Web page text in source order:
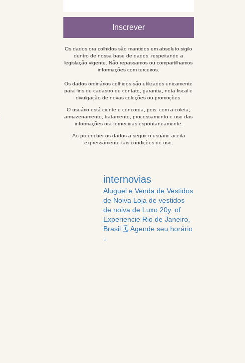
Os dados ora colhidos são mantidos em absoluto sigilo
dentro de nossa base de dados, respeitando a
legislação vigente. Não repassamos ou compartilhamos
informações com terceiros.
Os dados ordinários colhidos são utilizados unicamente
para fins de cadastro de contato, garantia, nota fiscal e
divulgação de novas coleções ou promoções.
O usuário está ciente e concorda, pois, com a coleta,
armazenamento, tratamento, processamento e uso das
informações ora fornecidas espontaneamente.
Ao preencher os dados a seguir o usuário aceita
expressamente tais condições de uso.
internovias
Aluguel e Venda de Vestidos
de NoivaLoja de vestidos
de noiva de Luxo20y. of
ExperiencieRio de Janeiro,
Brasil 🗓️ Agende seu horário
↓